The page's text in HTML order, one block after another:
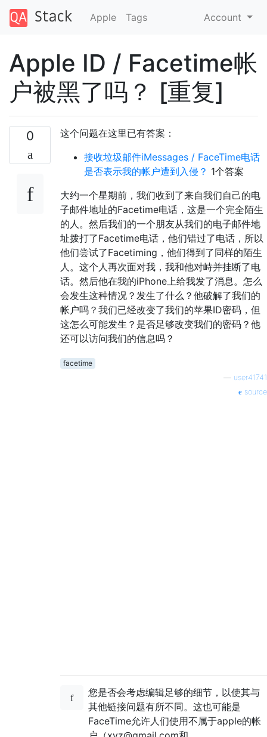
Apple Tags Account
Apple ID / Facetime帐
户被黑了吗？ [重复]
0
这个问题在这里已有答案：
接收垃圾邮件iMessages / FaceTime电话
是否表示我的帐户遭到入侵？ 1个答案
大约一个星期前，我们收到了来自我们自己的电
子邮件地址的Facetime电话，这是一个完全陌生
的人。然后我们的一个朋友从我们的电子邮件地
址拨打了Facetime电话，他们错过了电话，所以
他们尝试了Facetiming，他们得到了同样的陌生
人。这个人再次面对我，我和他对峙并挂断了电
话。然后他在我的iPhone上给我发了消息。怎么
会发生这种情况？发生了什么？他破解了我们的
帐户吗？我们已经改变了我们的苹果ID密码，但
这怎么可能发生？是否足够改变我们的密码？他
还可以访问我们的信息吗？
facetime
user41741
source
您是否会考虑编辑足够的细节，以使其与
其他链接问题有所不同。这也可能是
FaceTime允许人们使用不属于apple的帐